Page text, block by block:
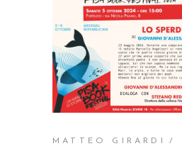
MATTEO GIRARDI